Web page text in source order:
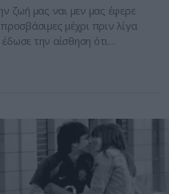
ζωή μας ναι μεν μας έφερε
μέχρι πριν λίγα
την αίσθηση ότι
(καλή ή κακή) και λίγη